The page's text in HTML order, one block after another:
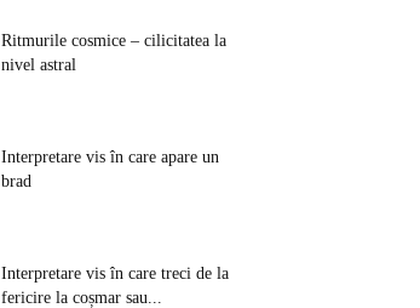
Ritmurile cosmice – cilicitatea la
nivel astral
Interpretare vis în care apare un
brad
Interpretare vis în care treci de la
fericire la coșmar sau...